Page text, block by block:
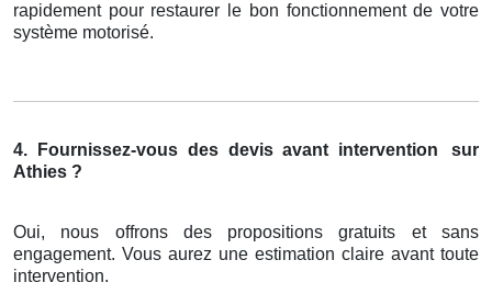
rapidement pour restaurer le bon fonctionnement de votre
système motorisé.
4. Fournissez-vous des devis avant intervention
sur
Athies ?
Oui, nous offrons des propositions gratuits et sans
engagement. Vous aurez une estimation claire avant toute
intervention.